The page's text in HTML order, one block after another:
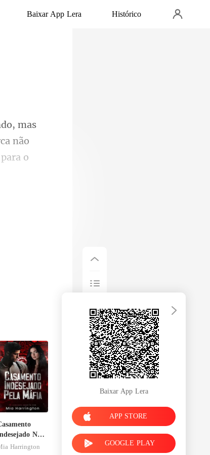
Baixar App Lera Histórico
não
Na
Harrington
Baixar App Lera
APP STORE
GOOGLE PLAY